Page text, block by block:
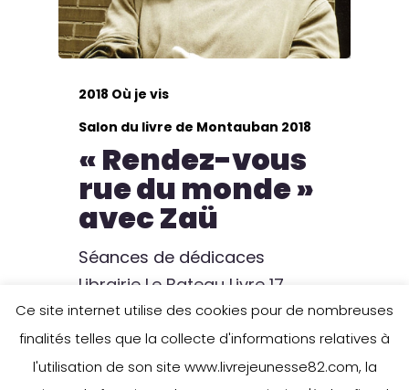
2018 Où je vis
Salon du livre de Montauban 2018
« Rendez-vous
rue du monde »
avec Zaü
Séances de dédicaces
Librairie Le Bateau Livre 17,
Place Nationale, Montauban
Samedi 19 mai, 10h00…
23 avril 2018
Ce site internet utilise des cookies pour de nombreuses
finalités telles que la collecte d'informations relatives à
l'utilisation de son site www.livrejeunesse82.com, la